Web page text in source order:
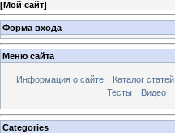
[Мой сайт]
Форма входа
Меню сайта
Информация о сайте Каталог статей
Тесты
Видео
Categories